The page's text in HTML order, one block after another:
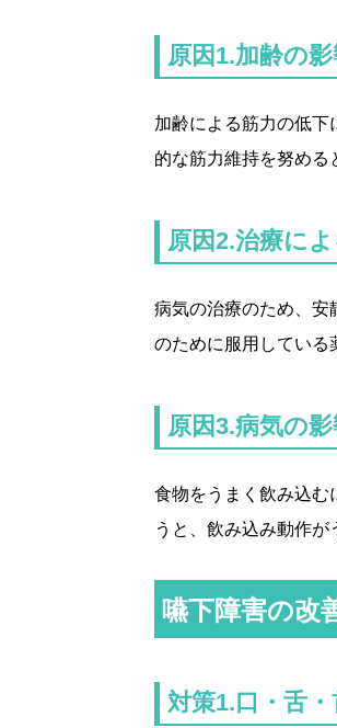
原因1.加齢の
加齢による筋力の低
的な筋力維持を努める
原因2.治療に
病気の治療のため、安
のために服用している
原因3.病気の影
食物をうまく飲み込む
うと、飲み込み動作が
嚥下障害の改
対策1.口・舌